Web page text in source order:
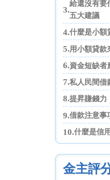
3.
給還沒有要
五大建議
4.什麼是小額
5.用小額貸款
6.資金短缺者
7.私人民間借
8.提昇賺錢力
9.借款注意事
10.什麼是信
金主評